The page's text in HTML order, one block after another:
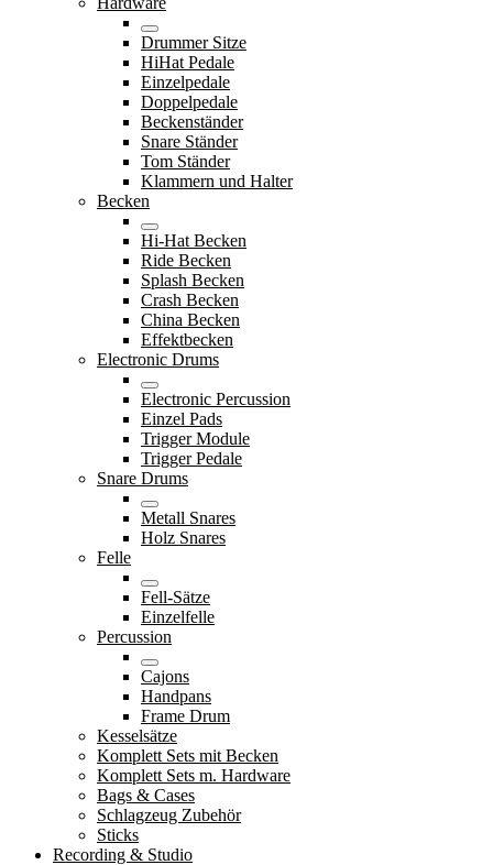
Drummer Sitze
HiHat Pedale
Einzelpedale
Doppelpedale
Beckenständer
Snare Ständer
Tom Ständer
Klammern und Halter
Becken
Hi-Hat Becken
Ride Becken
Splash Becken
Crash Becken
China Becken
Effektbecken
Electronic Drums
Electronic Percussion
Einzel Pads
Trigger Module
Trigger Pedale
Snare Drums
Metall Snares
Holz Snares
Felle
Fell-Sätze
Einzelfelle
Percussion
Cajons
Handpans
Frame Drum
Kesselsätze
Komplett Sets mit Becken
Komplett Sets m. Hardware
Bags & Cases
Schlagzeug Zubehör
Sticks
Recording & Studio